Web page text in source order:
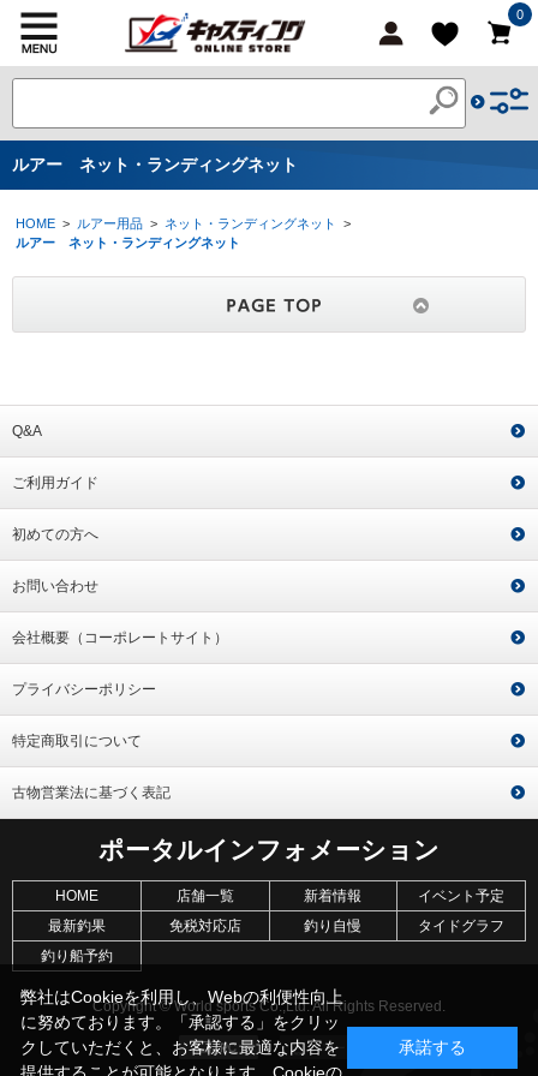
0
ルアー ネット・ランディングネット
HOME > ルアー用品 > ネット・ランディングネット
>
ルアー ネット・ランディングネット
Q&A
ご利用ガイド
初めての方へ
お問い合わせ
会社概要（コーポレートサイト）
プライバシーポリシー
特定商取引について
古物営業法に基づく表記
ポータルインフォメーション
HOME 店舗一覧 新着情報
イベント予定
最新釣果
免税対応店 釣り自慢
タイドグラフ
釣り船予約
Copyright © World sports Co.,Ltd. All Rights Reserved.
弊社はCookieを利用し、Webの利便性向上
に努めております。「承認する」をクリッ
クしていただくと、お客様に最適な内容を
承諾する